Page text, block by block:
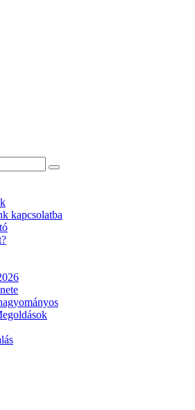
kapcsolatba